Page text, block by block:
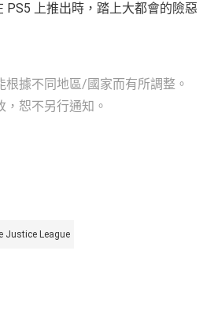
PS5 上推出時，踏上大都會的險惡
根據不同地區/國家而有所調整。
恕不另行通知。
Justice League